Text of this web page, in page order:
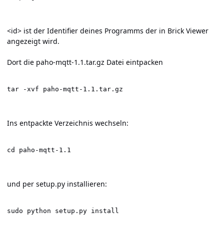
<id> ist der Identifier deines Programms der in Brick Viewer
angezeigt wird.
Dort die paho-mqtt-1.1.tar.gz Datei eintpacken
tar -xvf paho-mqtt-1.1.tar.gz
Ins entpackte Verzeichnis wechseln:
cd paho-mqtt-1.1
und per setup.py installieren:
sudo python setup.py install